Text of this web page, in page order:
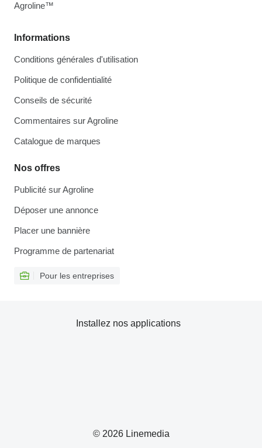
Informations
Conditions générales d'utilisation
Politique de confidentialité
Conseils de sécurité
Commentaires sur Agroline
Catalogue de marques
Nos offres
Publicité sur Agroline
Déposer une annonce
Placer une bannière
Programme de partenariat
Pour les entreprises
Agroline™
© 2026 Linemedia
Installez nos applications